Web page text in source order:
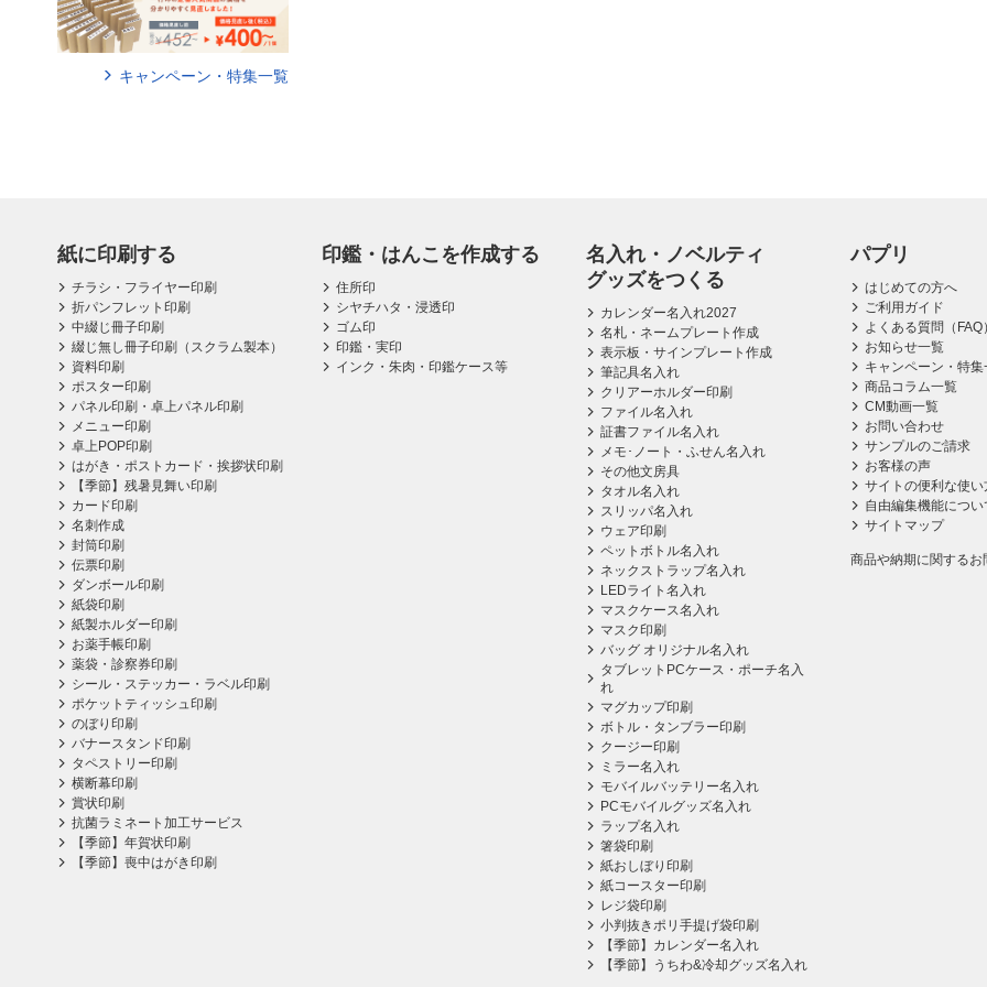
キャンペーン・特集一覧
紙に印刷する
チラシ・フライヤー印刷
折パンフレット印刷
中綴じ冊子印刷
綴じ無し冊子印刷（スクラム製本）
資料印刷
ポスター印刷
パネル印刷・卓上パネル印刷
メニュー印刷
卓上POP印刷
はがき・ポストカード・挨拶状印刷
【季節】残暑見舞い印刷
カード印刷
名刺作成
封筒印刷
伝票印刷
ダンボール印刷
紙袋印刷
紙製ホルダー印刷
お薬手帳印刷
薬袋・診察券印刷
シール・ステッカー・ラベル印刷
ポケットティッシュ印刷
のぼり印刷
バナースタンド印刷
タペストリー印刷
横断幕印刷
賞状印刷
抗菌ラミネート加工サービス
【季節】年賀状印刷
【季節】喪中はがき印刷
印鑑・はんこを作成する
住所印
シヤチハタ・浸透印
ゴム印
印鑑・実印
インク・朱肉・印鑑ケース等
名入れ・ノベルティ
グッズをつくる
カレンダー名入れ2027
名札・ネームプレート作成
表示板・サインプレート作成
筆記具名入れ
クリアーホルダー印刷
ファイル名入れ
証書ファイル名入れ
メモ･ノート・ふせん名入れ
その他文房具
タオル名入れ
スリッパ名入れ
ウェア印刷
ペットボトル名入れ
ネックストラップ名入れ
LEDライト名入れ
マスクケース名入れ
マスク印刷
バッグ オリジナル名入れ
タブレットPCケース・ポーチ名入
れ
マグカップ印刷
ボトル・タンブラー印刷
クージー印刷
ミラー名入れ
モバイルバッテリー名入れ
PCモバイルグッズ名入れ
ラップ名入れ
箸袋印刷
紙おしぼり印刷
紙コースター印刷
レジ袋印刷
小判抜きポリ手提げ袋印刷
【季節】カレンダー名入れ
【季節】うちわ&冷却グッズ名入れ
パプリ
はじめての方へ
ご利用ガイド
よくある質問（FAQ
お知らせ一覧
キャンペーン・特集
商品コラム一覧
CM動画一覧
お問い合わせ
サンプルのご請求
お客様の声
サイトの便利な使い
自由編集機能につい
サイトマップ
商品や納期に関するお